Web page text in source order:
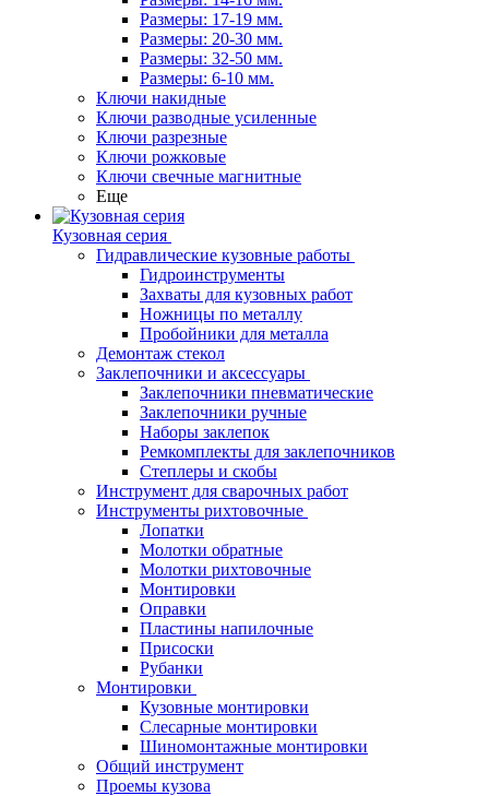
Размеры: 17-19 мм.
Размеры: 20-30 мм.
Размеры: 32-50 мм.
Размеры: 6-10 мм.
Ключи накидные
Ключи разводные усиленные
Ключи разрезные
Ключи рожковые
Ключи свечные магнитные
Еще
Кузовная серия
Гидравлические кузовные работы
Гидроинструменты
Захваты для кузовных работ
Ножницы по металлу
Пробойники для металла
Демонтаж стекол
Заклепочники и аксессуары
Заклепочники пневматические
Заклепочники ручные
Наборы заклепок
Ремкомплекты для заклепочников
Степлеры и скобы
Инструмент для сварочных работ
Инструменты рихтовочные
Лопатки
Молотки обратные
Молотки рихтовочные
Монтировки
Оправки
Пластины напилочные
Присоски
Рубанки
Монтировки
Кузовные монтировки
Слесарные монтировки
Шиномонтажные монтировки
Общий инструмент
Проемы кузова